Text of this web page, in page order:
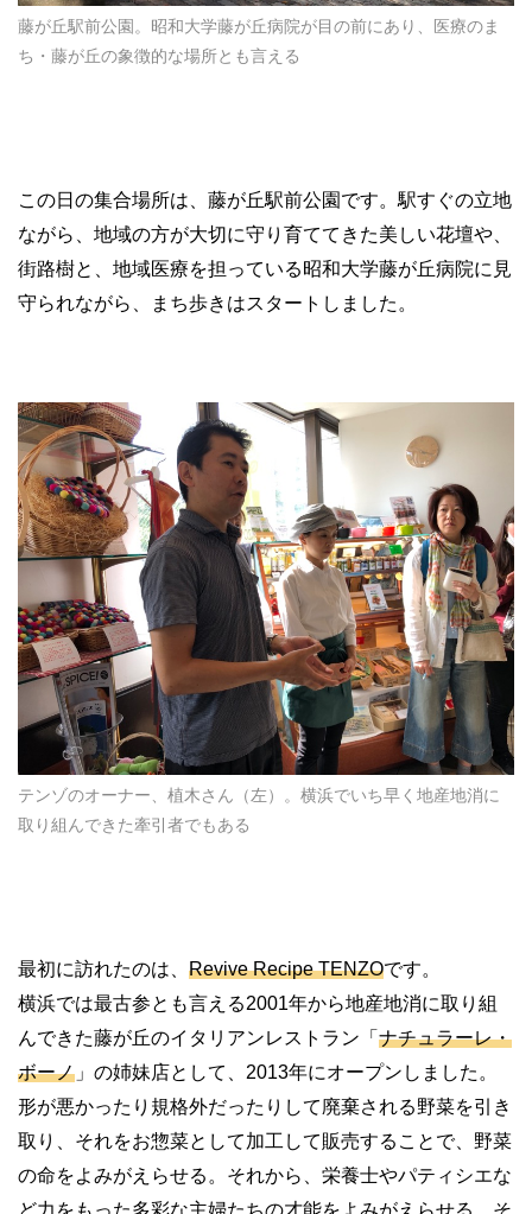
藤が丘駅前公園。昭和大学藤が丘病院が目の前にあり、医療のま
ち・藤が丘の象徴的な場所とも言える
この日の集合場所は、藤が丘駅前公園です。駅すぐの立地
ながら、地域の方が大切に守り育ててきた美しい花壇や、
街路樹と、地域医療を担っている昭和大学藤が丘病院に見
守られながら、まち歩きはスタートしました。
テンゾのオーナー、植木さん（左）。横浜でいち早く地産地消に
取り組んできた牽引者でもある
最初に訪れたのは、 Revive Recipe TENZOです。
横浜では最古参とも言える2001年から地産地消に取り組
んできた藤が丘のイタリアンレストラン「 ナチュラーレ・
ボーノ 」の姉妹店として、 2013年にオープンしました。
形が悪かったり規格外だったりして廃棄される野菜を引き
取り、それをお惣菜として加工して販売することで、野菜
の命をよみがえらせる。それから、栄養士やパティシエな
ど力をもった多彩な主婦たちの才能をよみがえらせる、そ